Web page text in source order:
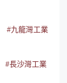
#九龍灣工業
#長沙灣工業